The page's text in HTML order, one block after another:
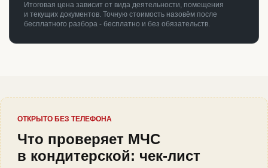
Итоговая цена зависит от вида деятельности, помещения
и текущих документов. Точную стоимость назовём после
бесплатного разбора - бесплатно и без обязательств.
ОТКРЫТО БЕЗ ТЕЛЕФОНА
Что проверяет МЧС
в кондитерской: чек-лист